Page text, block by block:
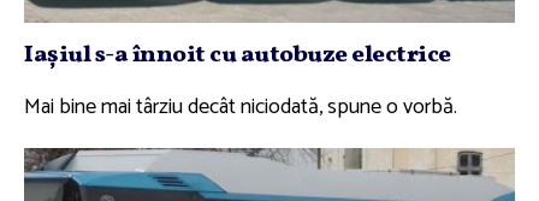
Iaşiul s-a înnoit cu autobuze electrice
Mai bine mai târziu decât niciodată, spune o vorbă.